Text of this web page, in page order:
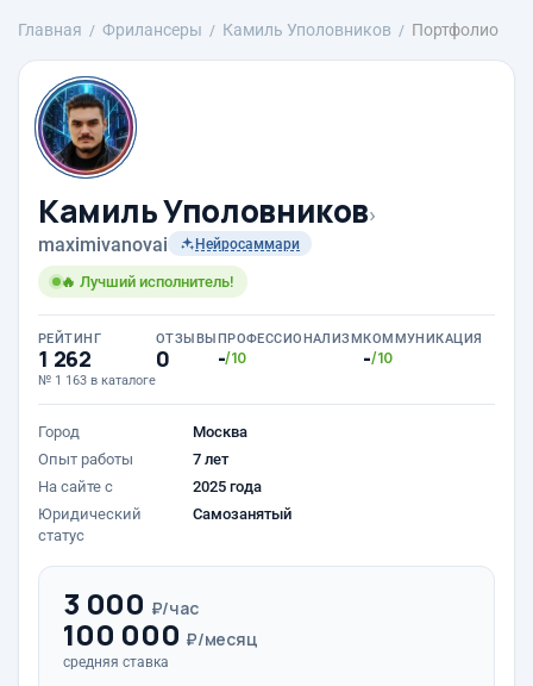
Главная Фрилансеры Камиль Уполовников Портфолио
Камиль Уполовников›
maximivanovai Нейросаммари
🔥 Лучший исполнитель!
РЕЙТИНГ
1 262
№ 1 163 в каталоге
ОТЗЫВЫ
0
ПРОФЕССИОНАЛИЗМ
-/10
КОММУНИКАЦИЯ
-/10
Город
Москва
Опыт работы
7 лет
На сайте с
2025 года
Юридический
статус
Самозанятый
3 000 ₽/час
100 000 ₽/месяц
средняя ставка